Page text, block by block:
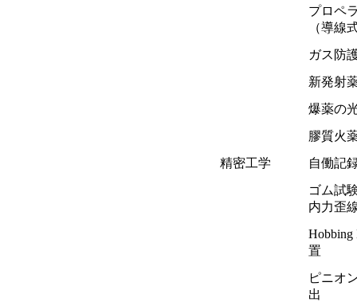
プロペ
（導線
ガス防
新発射
爆薬の
膠質火
精密工学
自働記
ゴム試
内力歪
置
ピニオ
出